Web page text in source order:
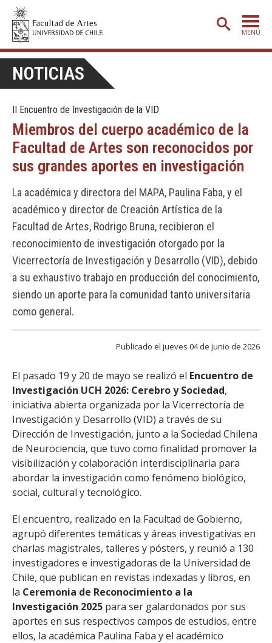
MENÚ
ADMISIÓN
ETAPA BÁSICA
CARRERAS
POSTGRADO
CREACIÓNE INVESTIGACIÓN
BIBLIOTECA
DEPARTAMENTOS
FACULTAD
Estudiantes
Académicas/os Egresadas/os
NOTICIAS
II Encuentro de Investigación de la VID
Miembros del cuerpo académico de la
Facultad de Artes son reconocidos por
sus grandes aportes en investigación
La académica y directora del MAPA, Paulina Faba, y el
académico y director de Creación Artística de la
Facultad de Artes, Rodrigo Bruna, recibieron el
reconocimiento de investigación otorgado por la
Vicerrectoría de Investigación y Desarrollo (VID), debido
a su exhaustivo trabajo en producción del conocimiento,
siendo un aporte para la comunidad tanto universitaria
como general.
Publicado el jueves 04 de junio de 2026
El pasado 19 y 20 de mayo se realizó el Encuentro de
Investigación UCH 2026: Cerebro y Sociedad,
iniciativa abierta organizada por la Vicerrectoría de
Investigación y Desarrollo (VID) a través de su
Dirección de Investigación, junto a la Sociedad Chilena
de Neurociencia, que tuvo como finalidad promover la
visibilización y colaboración interdisciplinaria para
abordar la investigación como fenómeno biológico,
social, cultural y tecnológico.
El encuentro, realizado en la Facultad de Gobierno,
agrupó diferentes temáticas y áreas investigativas en
charlas magistrales, talleres y pósters, y reunió a 130
investigadores e investigadoras de la Universidad de
Chile, que publican en revistas indexadas y libros, en
la Ceremonia de Reconocimiento a la
Investigación 2025 para ser galardonados por sus
aportes en sus respectivos campos de estudios, entre
ellos, la académica Paulina Faba y el académico